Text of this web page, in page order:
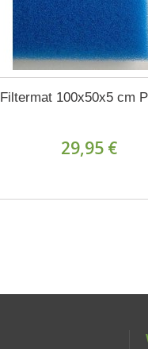
Filtermat 100x50x5 cm
29,95 €